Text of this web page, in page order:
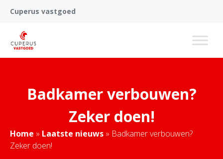
Cuperus vastgoed
Badkamer verbouwen?
Zeker doen!
Home » Laatste nieuws » Badkamer verbouwen?
Zeker doen!